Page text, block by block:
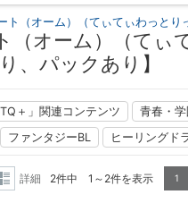
（オーム）（てぃてぃわっとり
（オーム）（てぃ
、パックあり】
＋」関連コンテンツ 青春・学
ファンタジーBL ヒーリングド
詳細 2件中 1～2件を表示 1